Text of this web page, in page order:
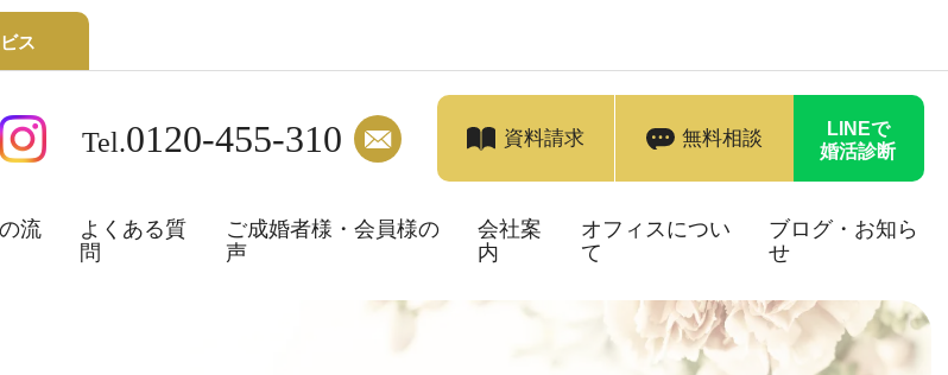
ス
Tel.0120-455-310 資料請求 無料相談
LINEで
婚活診断
流
よくある質
問
ご成婚者様・会員様の
声
会社案
内
オフィスについ
て
ブログ・お知ら
せ